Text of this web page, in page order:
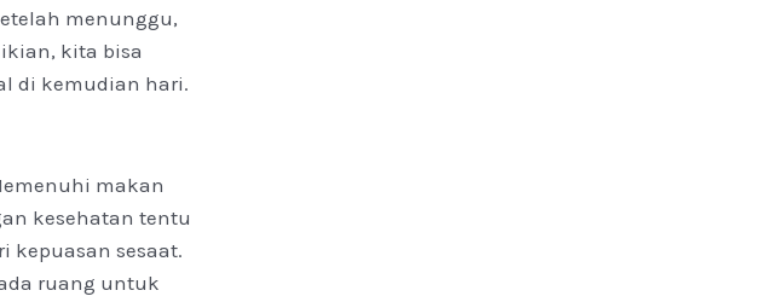
menunggu,
kita bisa
di kemudian hari.
makan
kesehatan tentu
kepuasan sesaat.
ruang untuk